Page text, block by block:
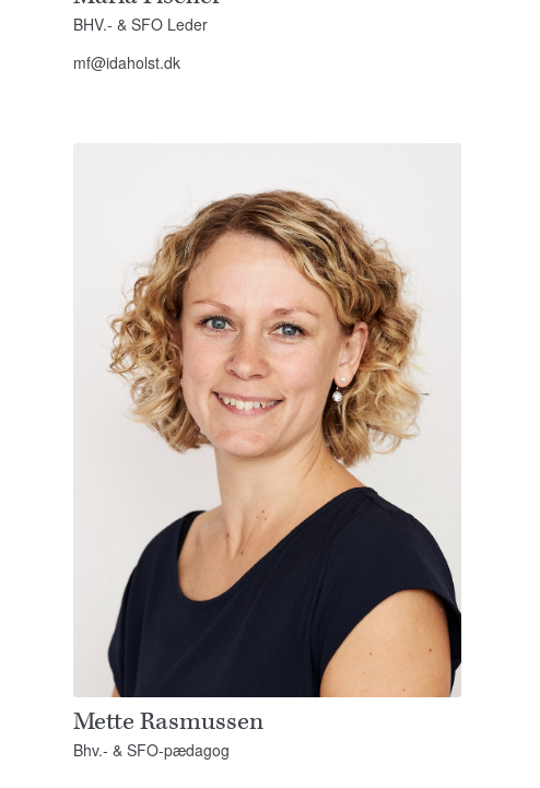
BHV.- & SFO Leder
mf@idaholst.dk
Mette Rasmussen
Bhv.- & SFO-pædagog